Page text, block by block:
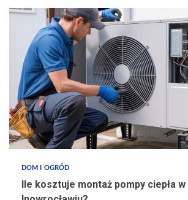
DOM I OGRÓD
Ile kosztuje montaż pompy ciepła w